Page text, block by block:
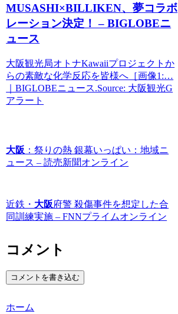
MUSASHI×BILLIKEN、夢コラボ
レーション決定！ – BIGLOBEニ
ュース
大阪観光局オトナKawaiiプロジェクトか
らの素敵な化学反応を皆様へ［画像1:…
｜BIGLOBEニュース.Source: 大阪観光G
アラート
大阪 ：祭りの熱 銀幕いっぱい：地域ニ
ュース – 読売新聞オンライン
近鉄・ 大阪府警 殺傷事件を想定した合
同訓練実施 – FNNプライムオンライン
コメント
コメントを書き込む
ホーム